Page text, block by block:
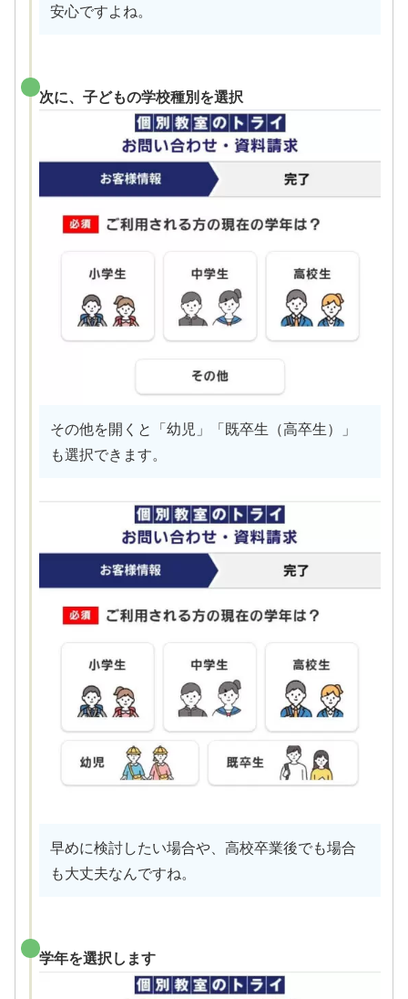
安心ですよね。
次に、子どもの学校種別を選択
その他を開くと「幼児」「既卒生（高卒生）」
も選択できます。
早めに検討したい場合や、高校卒業後でも場合
も大丈夫なんですね。
学年を選択します